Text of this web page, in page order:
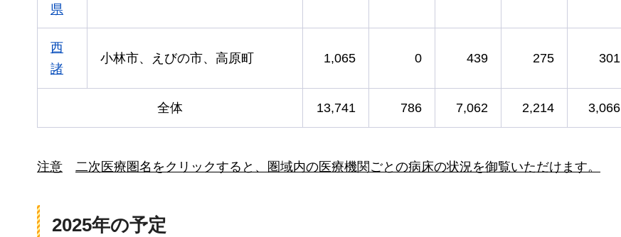
県
西
諸
小林市、えびの市、高原町 1,065 0 439 275 301
全体 13,741 786 7,062 2,214 3,066
注意 二次医療圏名をクリックすると、 圏域内の医療機関ごとの病床の状況を御覧いただけます。
2025年の予定